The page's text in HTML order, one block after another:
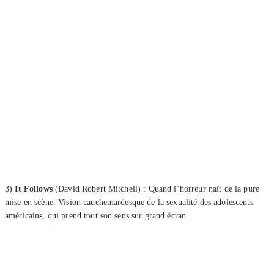
3)It Follows(David Robert Mitchell) : Quand l’horreur naît de la pure
mise en scène. Vision cauchemardesque de la sexualité des adolescents
américains, qui prend tout son sens sur grand écran.